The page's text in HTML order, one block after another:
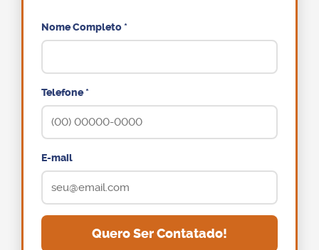
Nome Completo *
Telefone *
E-mail
Quero Ser Contatado!